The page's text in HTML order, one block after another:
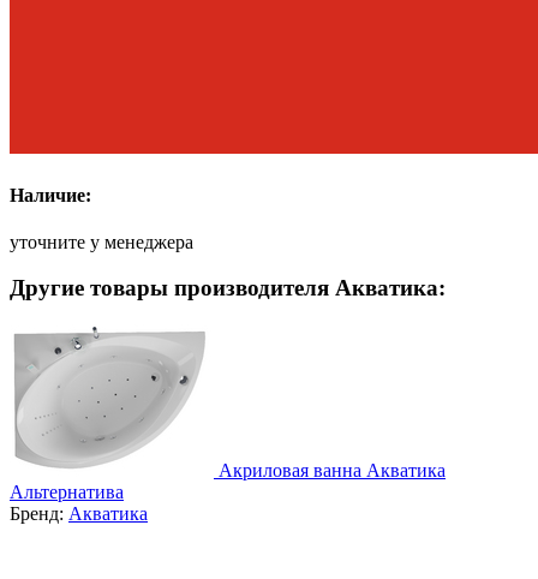
Наличие:
уточните у менеджера
Другие товары производителя Акватика:
Акриловая ванна Акватика
Альтернатива
Бренд: Акватика